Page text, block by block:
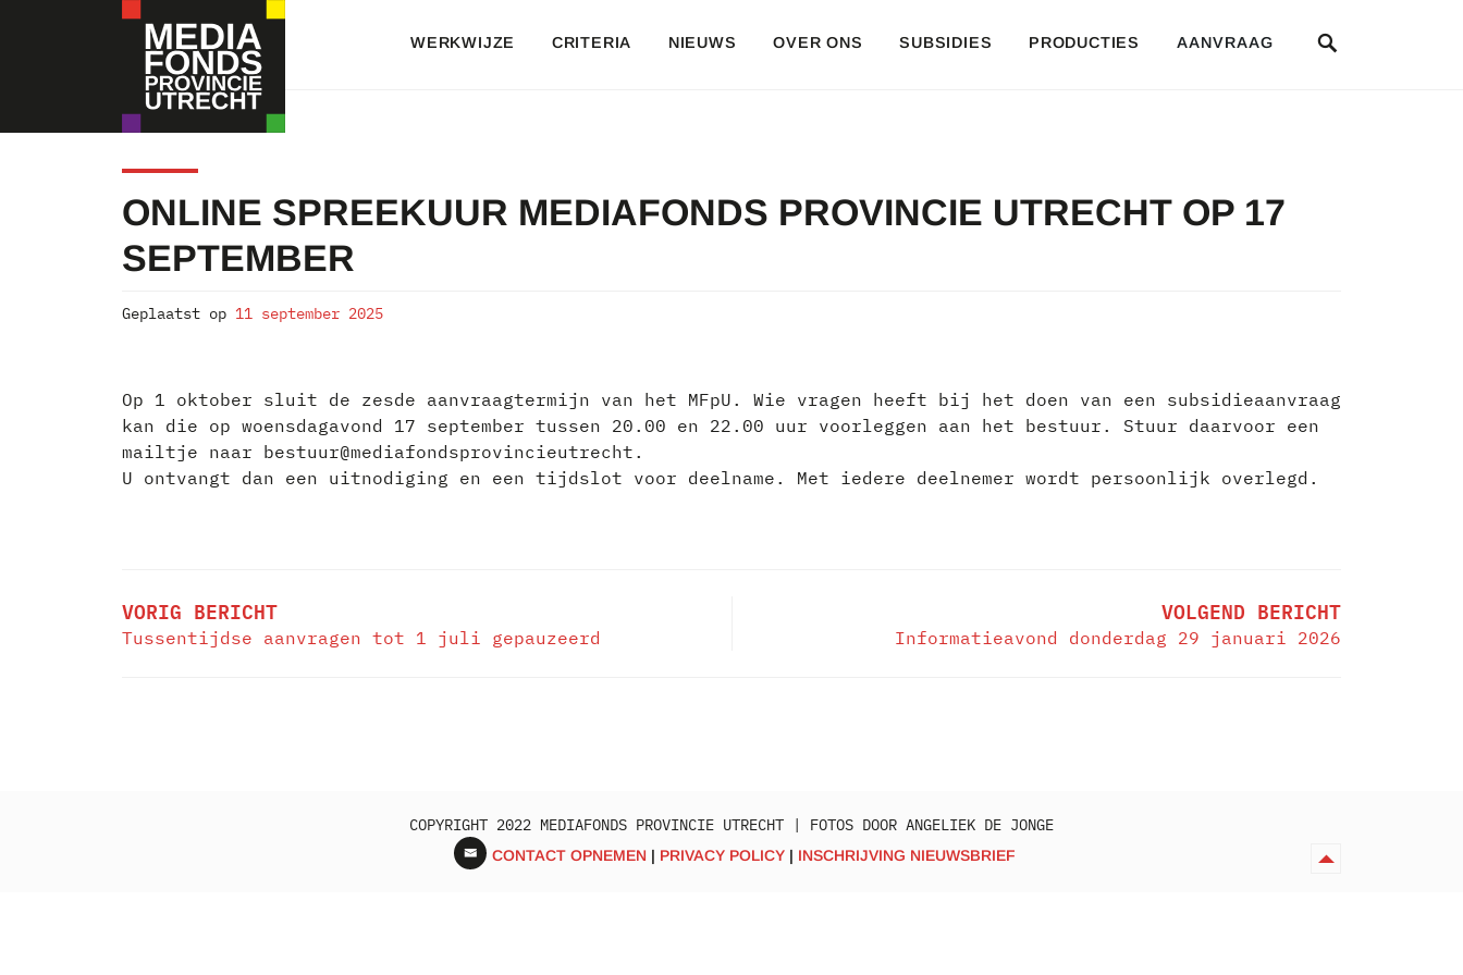
MEDIAFONDS
PROVINCIE
UTRECHT
WERKWIJZE CRITERIA NIEUWS OVER ONS SUBSIDIES PRODUCTIES AANVRAAG
ONLINE SPREEKUUR MEDIAFONDS PROVINCIE UTRECHT OP 17
SEPTEMBER
Geplaatst op 11 september 2025
Op 1 oktober sluit de zesde aanvraagtermijn van het MFpU. Wie vragen heeft bij het doen van een subsidieaanvraag
kan die op woensdagavond 17 september tussen 20.00 en 22.00 uur voorleggen aan het bestuur. Stuur daarvoor een
mailtje naar bestuur@mediafondsprovincieutrecht.
U ontvangt dan een uitnodiging en een tijdslot voor deelname. Met iedere deelnemer wordt persoonlijk overlegd.
VORIG BERICHT
Tussentijdse aanvragen tot 1 juli gepauzeerd
VOLGEND BERICHT
Informatieavond donderdag 29 januari 2026
COPYRIGHT 2022 MEDIAFONDS PROVINCIE UTRECHT | FOTOS DOOR ANGELIEK DE JONGE
CONTACT OPNEMEN PRIVACY POLICY INSCHRIJVING NIEUWSBRIEF